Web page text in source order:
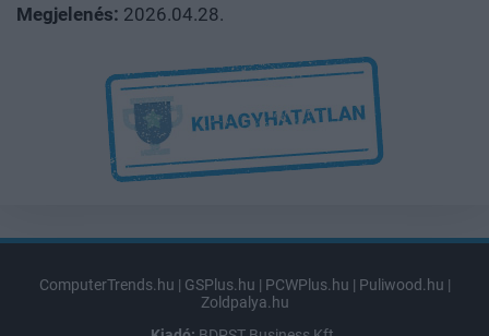
Megjelenés: 2026.04.28.
ComputerTrends.hu | GSPlus.hu | PCWPlus.hu | Puliwood.hu |
Zoldpalya.hu